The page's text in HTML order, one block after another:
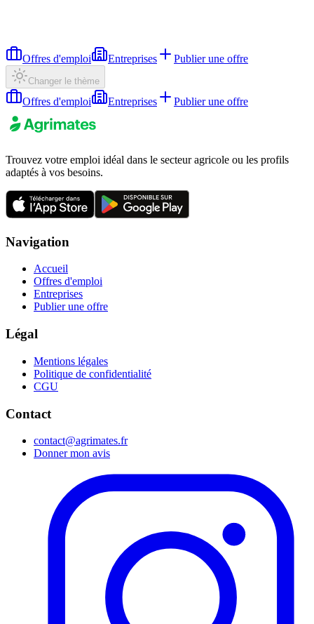
Offres d'emploi Entreprises Publier une offre
Changer le thème
Offres d'emploi Entreprises Publier une offre
Trouvez votre emploi idéal dans le secteur agricole ou les profils
adaptés à vos besoins.
Navigation
Accueil
Offres d'emploi
Entreprises
Publier une offre
Légal
Mentions légales
Politique de confidentialité
CGU
Contact
contact@agrimates.fr
Donner mon avis